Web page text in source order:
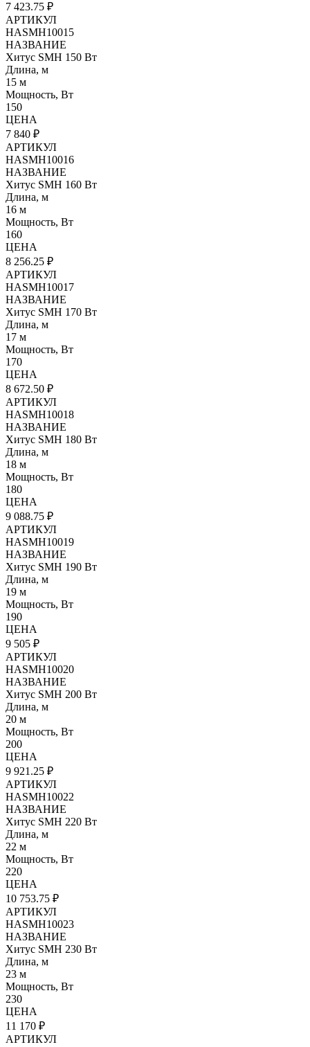
7 423.75 ₽
АРТИКУЛ
HASMH10015
НАЗВАНИЕ
Хитус SMH 150 Вт
Длина, м
15 м
Мощность, Вт
150
ЦЕНА
7 840 ₽
АРТИКУЛ
HASMH10016
НАЗВАНИЕ
Хитус SMH 160 Вт
Длина, м
16 м
Мощность, Вт
160
ЦЕНА
8 256.25 ₽
АРТИКУЛ
HASMH10017
НАЗВАНИЕ
Хитус SMH 170 Вт
Длина, м
17 м
Мощность, Вт
170
ЦЕНА
8 672.50 ₽
АРТИКУЛ
HASMH10018
НАЗВАНИЕ
Хитус SMH 180 Вт
Длина, м
18 м
Мощность, Вт
180
ЦЕНА
9 088.75 ₽
АРТИКУЛ
HASMH10019
НАЗВАНИЕ
Хитус SMH 190 Вт
Длина, м
19 м
Мощность, Вт
190
ЦЕНА
9 505 ₽
АРТИКУЛ
HASMH10020
НАЗВАНИЕ
Хитус SMH 200 Вт
Длина, м
20 м
Мощность, Вт
200
ЦЕНА
9 921.25 ₽
АРТИКУЛ
HASMH10022
НАЗВАНИЕ
Хитус SMH 220 Вт
Длина, м
22 м
Мощность, Вт
220
ЦЕНА
10 753.75 ₽
АРТИКУЛ
HASMH10023
НАЗВАНИЕ
Хитус SMH 230 Вт
Длина, м
23 м
Мощность, Вт
230
ЦЕНА
11 170 ₽
АРТИКУЛ